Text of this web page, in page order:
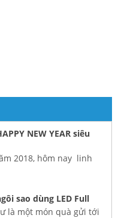
NEW YEAR siêu
2018, hôm nay linh
sao dùng LED Full
là một món quà gửi tới